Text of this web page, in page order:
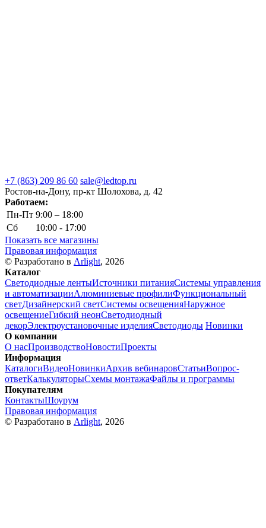
+7 (863) 209 86 60 sale@ledtop.ru
Ростов-на-Дону, пр-кт Шолохова, д. 42
Работаем:
Пн-Пт 9:00 – 18:00
Сб
10:00 - 17:00
Показать все магазины
Правовая информация
© Разработано в Arlight, 2026
Каталог
Светодиодные лентыИсточники питанияСистемы управления
и автоматизацииАлюминиевые профилиФункциональный
светДизайнерский светСистемы освещенияНаружное
освещениеГибкий неонСветодиодный
декорЭлектроустановочные изделияСветодиоды Новинки
О компании
О насПроизводствоНовостиПроекты
Информация
КаталогиВидеоНовинкиАрхив вебинаровСтатьиВопрос-
ответКалькуляторыСхемы монтажаФайлы и программы
Покупателям
КонтактыШоурум
Правовая информация
© Разработано в Arlight, 2026